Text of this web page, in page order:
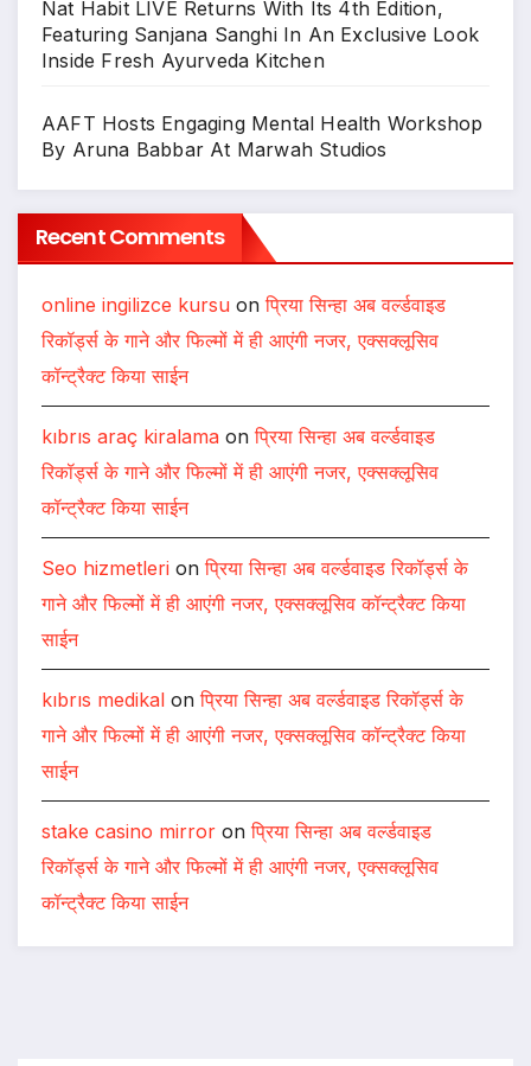
Nat Habit LIVE Returns With Its 4th Edition,
Featuring Sanjana Sanghi In An Exclusive Look
Inside Fresh Ayurveda Kitchen
AAFT Hosts Engaging Mental Health Workshop
By Aruna Babbar At Marwah Studios
Recent Comments
online ingilizce kursu onप्रिया सिन्हा अब वर्ल्डवाइड
रिकॉर्ड्स के गाने और फिल्मों में ही आएंगी नजर, एक्सक्लूसिव
कॉन्ट्रैक्ट किया साईन
kıbrıs araç kiralama onप्रिया सिन्हा अब वर्ल्डवाइड
रिकॉर्ड्स के गाने और फिल्मों में ही आएंगी नजर, एक्सक्लूसिव
कॉन्ट्रैक्ट किया साईन
Seo hizmetleri onप्रिया सिन्हा अब वर्ल्डवाइड रिकॉर्ड्स के
गाने और फिल्मों में ही आएंगी नजर, एक्सक्लूसिव कॉन्ट्रैक्ट किया
साईन
kıbrıs medikal onप्रिया सिन्हा अब वर्ल्डवाइड रिकॉर्ड्स के
गाने और फिल्मों में ही आएंगी नजर, एक्सक्लूसिव कॉन्ट्रैक्ट किया
साईन
stake casino mirror onप्रिया सिन्हा अब वर्ल्डवाइड
रिकॉर्ड्स के गाने और फिल्मों में ही आएंगी नजर, एक्सक्लूसिव
कॉन्ट्रैक्ट किया साईन